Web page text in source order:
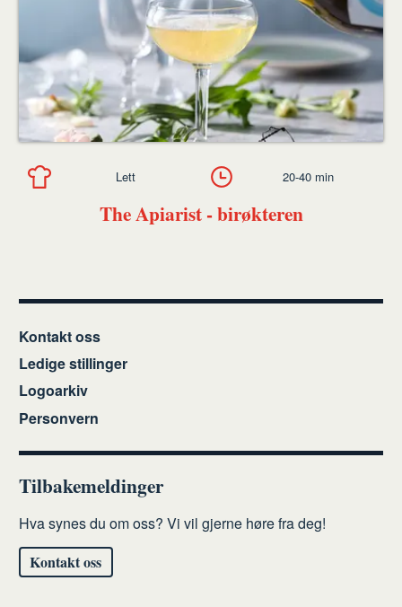
The Apiarist - birøkteren
Lett 20-40 min
Kontakt oss
Ledige stillinger
Logoarkiv
Personvern
Tilbakemeldinger
Hva synes du om oss? Vi vil gjerne høre fra deg!
Kontakt oss